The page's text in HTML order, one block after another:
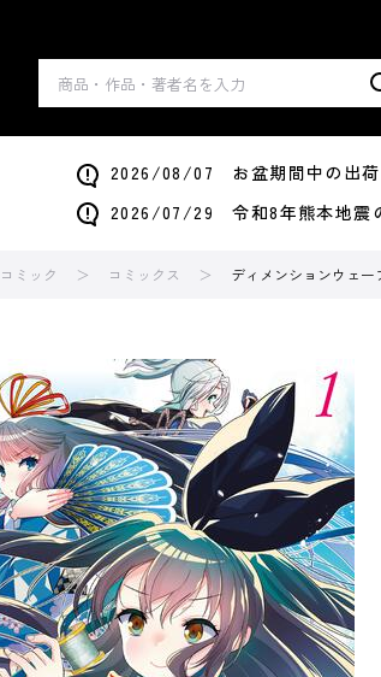
2026/08/07 お盆期間中の出荷
2026/07/29 令和8年熊本地震
コミック コミックス ディメンションウェー